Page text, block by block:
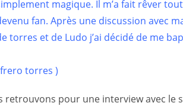
magique. Il m’a fait rêver
fan. Après une discussion avec
torres et de Ludo j’ai décidé de me
torres )
retrouvons pour une interview avec le